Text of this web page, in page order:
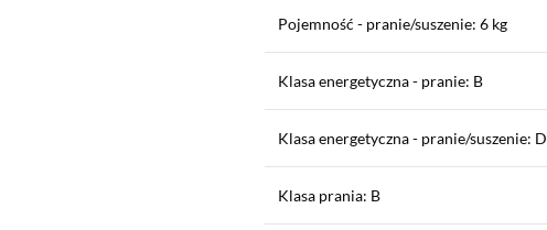
Pojemność - pranie/suszenie: 6 kg
Klasa energetyczna - pranie: B
Klasa energetyczna - pranie/suszenie: D
Klasa prania: B